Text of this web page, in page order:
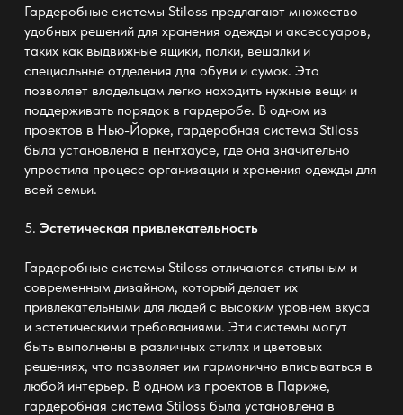
Гардеробные системы Stiloss предлагают множество
удобных решений для хранения одежды и аксессуаров,
таких как выдвижные ящики, полки, вешалки и
специальные отделения для обуви и сумок. Это
позволяет владельцам легко находить нужные вещи и
поддерживать порядок в гардеробе. В одном из
проектов в Нью-Йорке, гардеробная система Stiloss
была установлена в пентхаусе, где она значительно
упростила процесс организации и хранения одежды для
всей семьи.
5. Эстетическая привлекательность
Гардеробные системы Stiloss отличаются стильным и
современным дизайном, который делает их
привлекательными для людей с высоким уровнем вкуса
и эстетическими требованиями. Эти системы могут
быть выполнены в различных стилях и цветовых
решениях, что позволяет им гармонично вписываться в
любой интерьер. В одном из проектов в Париже,
гардеробная система Stiloss была установлена в